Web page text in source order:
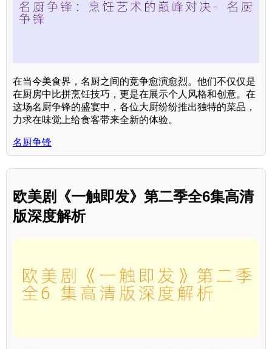
在当今美食界，名厨之间的竞争愈演愈烈。他们不仅仅是
在厨房中比拼烹饪技巧，更是在展示个人风格和创意。在
这场名厨争锋的盛宴中，各位大厨纷纷推出独特的菜品，
力求在味觉上给食客带来全新的体验。
名厨争锋
欧美剧《一触即发》第二季全6集高清
版深度解析